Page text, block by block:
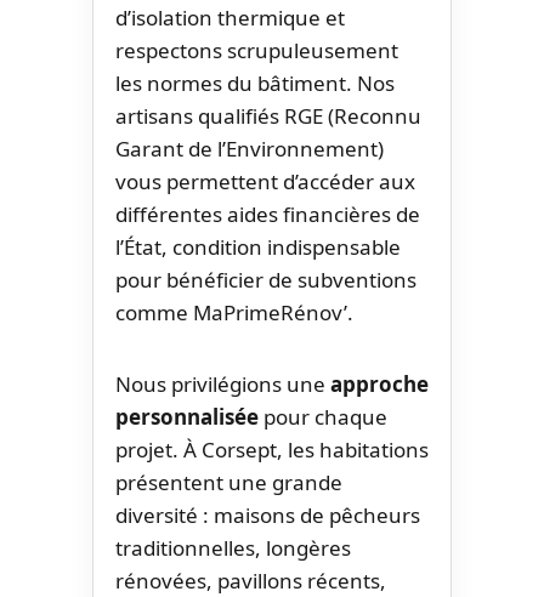
d’isolation thermique et
respectons scrupuleusement
les normes du bâtiment. Nos
artisans qualifiés RGE (Reconnu
Garant de l’Environnement)
vous permettent d’accéder aux
différentes aides financières de
l’État, condition indispensable
pour bénéficier de subventions
comme MaPrimeRénov’.
Nous privilégions une approche
personnalisée pour chaque
projet. À Corsept, les habitations
présentent une grande
diversité : maisons de pêcheurs
traditionnelles, longères
rénovées, pavillons récents,